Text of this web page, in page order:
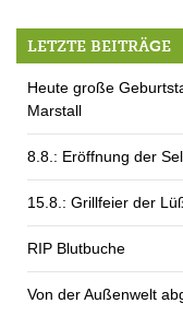
LETZTE BEITRÄGE
Heute große
Marstall
8.8.: Eröffnung der
15.8.: Grillfeier der
RIP Blutbuche
Von der Außenwelt